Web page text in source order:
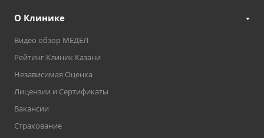
О Клинике
Видео обзор МЕДЕЛ
Рейтинг Клиник Казани
Независимая Оценка
Лицензии и Сертификаты
Вакансии
Страхование